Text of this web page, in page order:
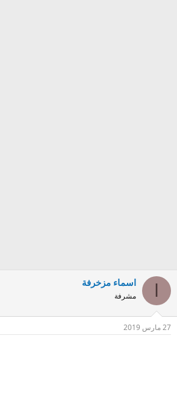
اسماء مزخرفة
مشرفة
27 مارس 2019